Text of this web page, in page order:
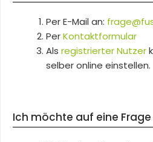
Per E-Mail an:
PerKontaktformular
Als registrierter Nutzer
selber online einstellen.
Ich möchte auf eine